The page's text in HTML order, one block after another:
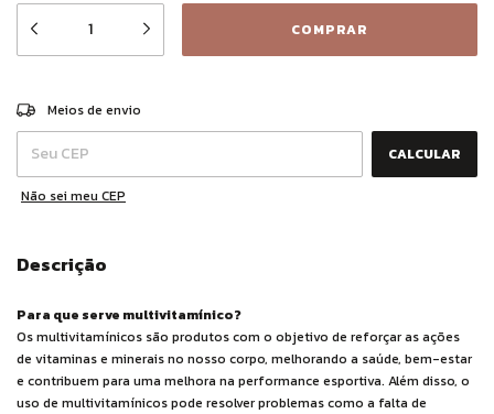
Entregas para o CEP:
Meios de envio
CALCULAR
Não sei meu CEP
Descrição
Para que serve multivitamínico?
Os multivitamínicos são produtos com o objetivo de reforçar as ações
de vitaminas e minerais no nosso corpo, melhorando a saúde, bem-estar
e contribuem para uma melhora na performance esportiva. Além disso, o
uso de multivitamínicos pode resolver problemas como a falta de